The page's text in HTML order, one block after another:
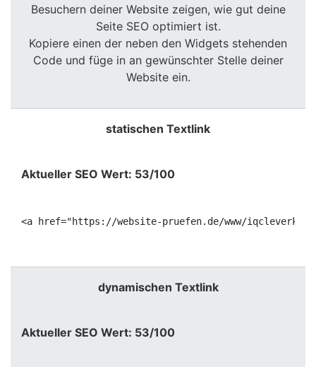
Besuchern deiner Website zeigen, wie gut deine
Seite SEO optimiert ist.
Kopiere einen der neben den Widgets stehenden
Code und füge in an gewünschter Stelle deiner
Website ein.
statischen Textlink
Aktueller SEO Wert: 53/100
<a href="https://website-pruefen.de/www/
dynamischen Textlink
Aktueller SEO Wert: 53/100